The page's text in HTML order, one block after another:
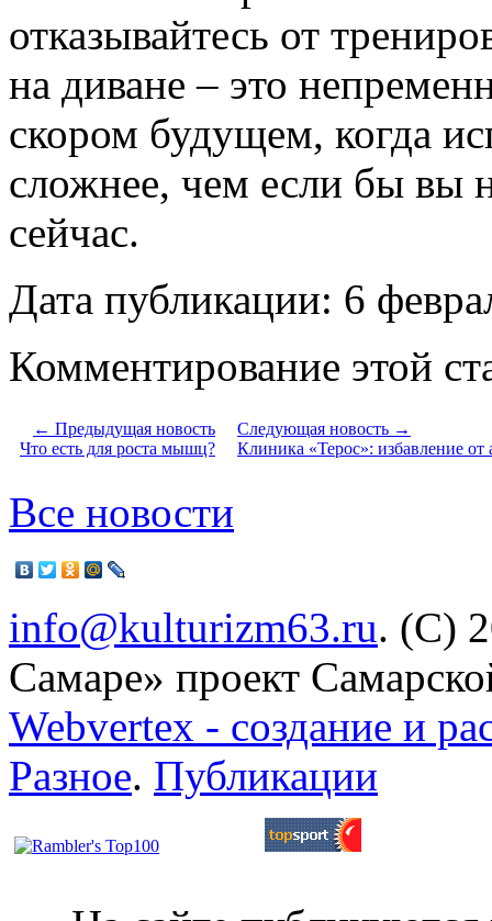
отказывайтесь от
на диване – это
скором будущем, когда
сложнее, чем если бы вы
сейчас.
Дата публикации: 6
Комментирование этой
← Предыдущая новость
Что есть для роста мышц?
Следующая новость →
Клиника «Терос»: избавление
Все новости
info@kulturizm63.ru. (C)
Самаре» проект
Webvertex - создание и
Разное. Публикации